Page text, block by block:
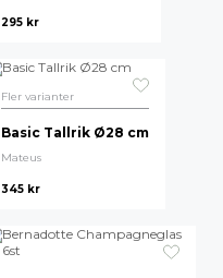
295 kr
Fler varianter
Basic Tallrik Ø28 cm
Mateus
345 kr